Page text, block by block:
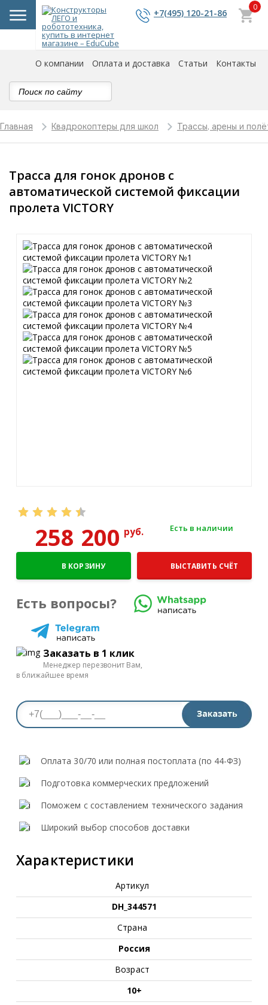
+7(495) 120-21-86
0
О компании Оплата и доставка Статьи Контакты
Главная Квадрокоптеры для школ Трассы, арены и
Трасса для гонок дронов с
автоматической системой фиксации
пролета VICTORY
258 200руб. Есть в наличии
В КОРЗИНУ ВЫСТАВИТЬ СЧЁТ
Есть вопросы?
Заказать в 1 клик
Менеджер перезвонит Вам,
в ближайшее время
Оплата 30/70 или полная постоплата (по 44-ФЗ)
Подготовка коммерческих предложений
Поможем с составлением технического задания
Широкий выбор способов доставки
Характеристики
Артикул
DH_344571
Страна
Россия
Возраст
10+